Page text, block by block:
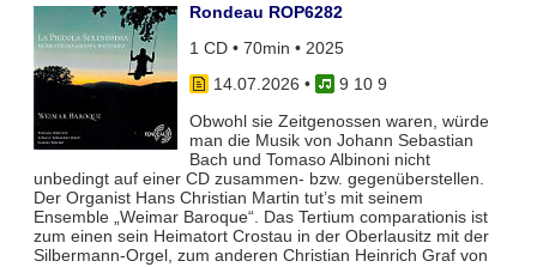
Rondeau ROP6282
1 CD • 70min • 2025
14.07.2026 •
9 10 9
Obwohl sie Zeitgenossen waren, würde
man die Musik von Johann Sebastian
Bach und Tomaso Albinoni nicht
unbedingt auf einer CD zusammen- bzw. gegenüberstellen.
Der Organist Hans Christian Martin tut’s mit seinem
Ensemble „Weimar Baroque“. Das Tertium comparationis ist
zum einen sein Heimatort Crostau in der Oberlausitz mit der
Silbermann-Orgel, zum anderen Christian Heinrich Graf von